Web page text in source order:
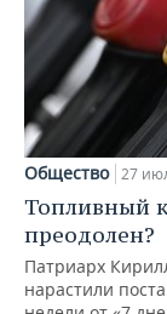
Общество 27
Топливный
преодолен?
Патриарх
нарастили